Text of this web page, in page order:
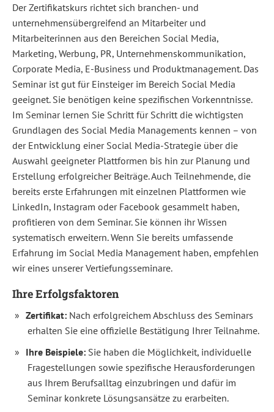
Erfolg
Ihrer
Maßnahmen
messen?
Und
was
gilt
es
aus
rechtlicher
Sicht
beachten
–
von
Urheber-
Bildrechten
bis
hin
zum
Datenschutz?
Der
Intensivkurs
Der Zertifikatskurs richtet sich branchen- und
unternehmensübergreifend an Mitarbeiter und
Mitarbeiterinnen aus den Bereichen Social Media,
Marketing, Werbung, PR, Unternehmenskommunikation,
Corporate Media, E-Business und Produktmanagement. Das
Seminar ist gut für Einsteiger im Bereich Social Media
geeignet. Sie benötigen keine spezifischen Vorkenntnisse.
Im Seminar lernen Sie Schritt für Schritt die wichtigsten
Grundlagen des Social Media Managements kennen – von
der Entwicklung einer Social Media-Strategie über die
Auswahl geeigneter Plattformen bis hin zur Planung und
Erstellung erfolgreicher Beiträge. Auch Teilnehmende, die
bereits erste Erfahrungen mit einzelnen Plattformen wie
LinkedIn, Instagram oder Facebook gesammelt haben,
profitieren von dem Seminar. Sie können ihr Wissen
systematisch erweitern. Wenn Sie bereits umfassende
Erfahrung im Social Media Management haben, empfehlen
wir eines unserer Vertiefungsseminare.
Ihre Erfolgsfaktoren
Zertifikat: Nach erfolgreichem Abschluss des Seminars
erhalten Sie eine offizielle Bestätigung Ihrer Teilnahme.
Ihre Beispiele: Sie haben die Möglichkeit, individuelle
Fragestellungen sowie spezifische Herausforderungen
aus Ihrem Berufsalltag einzubringen und dafür im
Seminar konkrete Lösungsansätze zu erarbeiten.